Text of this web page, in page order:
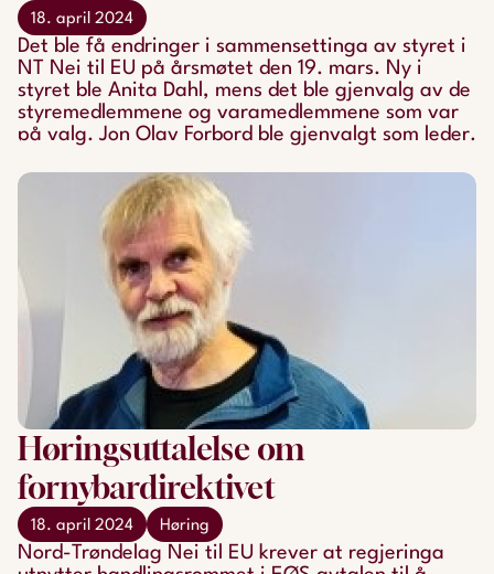
18. april 2024
Det ble få endringer i sammensettinga av styret i
NT Nei til EU på årsmøtet den 19. mars. Ny i
styret ble Anita Dahl, mens det ble gjenvalg av de
styremedlemmene og varamedlemmene som var
på valg. Jon Olav Forbord ble gjenvalgt som leder.
Høringsuttalelse om
fornybardirektivet
18. april 2024 Høring
Nord-Trøndelag Nei til EU krever at regjeringa